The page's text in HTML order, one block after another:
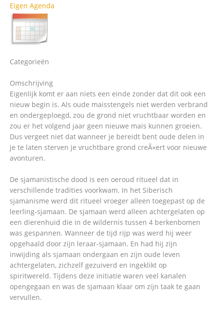
Eigen Agenda
Categorieën
Omschrijving
Eigenlijk komt er aan niets een einde zonder dat dit ook een
nieuw begin is. Als oude maisstengels niet werden verbrand
en ondergeploegd, zou de grond niet vruchtbaar worden en
zou er het volgend jaar geen nieuwe mais kunnen groeien.
Dus vergeet niet dat wanneer je bereidt bent oude delen in
je te laten sterven je vruchtbare grond creÃ«ert voor nieuwe
avonturen.
De sjamanistische dood is een oeroud ritueel dat in
verschillende tradities voorkwam. In het Siberisch
sjamanisme werd dit ritueel vroeger alleen toegepast op de
leerling-sjamaan. De sjamaan werd alleen achtergelaten op
een dierenhuid die in de wildernis tussen 4 berkenbomen
was gespannen. Wanneer de tijd rijp was werd hij weer
opgehaald door zijn leraar-sjamaan. En had hij zijn
inwijding als sjamaan ondergaan en zijn oude leven
achtergelaten, zichzelf gezuiverd en ingeklikt op
spiritwereld. Tijdens deze initiatie waren veel kanalen
opengegaan en was de sjamaan klaar om zijn taak te gaan
vervullen.